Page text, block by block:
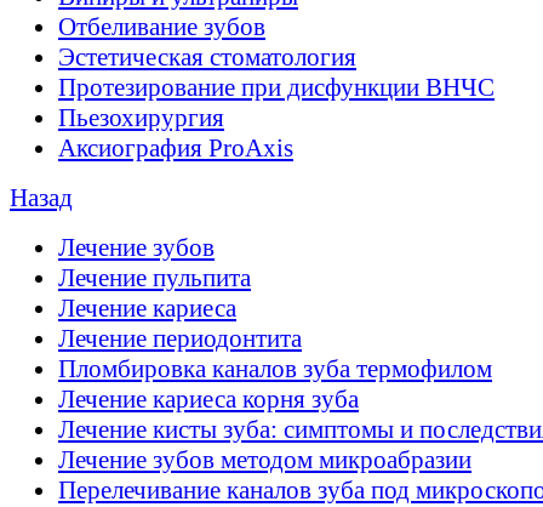
Отбеливание зубов
Эстетическая стоматология
Протезирование при дисфункции ВНЧС
Пьезохирургия
Аксиография ProAxis
Назад
Лечение зубов
Лечение пульпита
Лечение кариеса
Лечение периодонтита
Пломбировка каналов зуба термофилом
Лечение кариеса корня зуба
Лечение кисты зуба: симптомы и
Лечение зубов методом микроабразии
Перелечивание каналов зуба под